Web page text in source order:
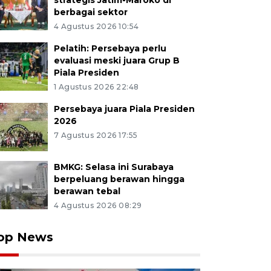
berbagai sektor
4 Agustus 2026 10:54
Pelatih: Persebaya perlu
evaluasi meski juara Grup B
Piala Presiden
1 Agustus 2026 22:48
Persebaya juara Piala Presiden
2026
7 Agustus 2026 17:55
BMKG: Selasa ini Surabaya
berpeluang berawan hingga
berawan tebal
4 Agustus 2026 08:29
News